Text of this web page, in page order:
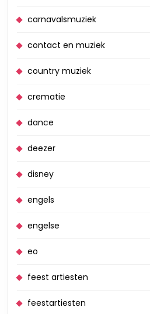
carnavalsmuziek
contact en muziek
country muziek
crematie
dance
deezer
disney
engels
engelse
eo
feest artiesten
feestartiesten